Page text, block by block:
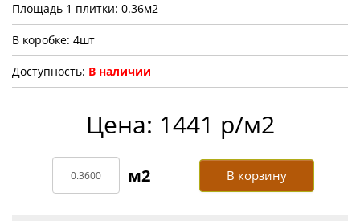
Площадь 1 плитки: 0.36м2
В коробке: 4шт
Доступность: В наличии
Цена: 1441 р/м2
В корзину